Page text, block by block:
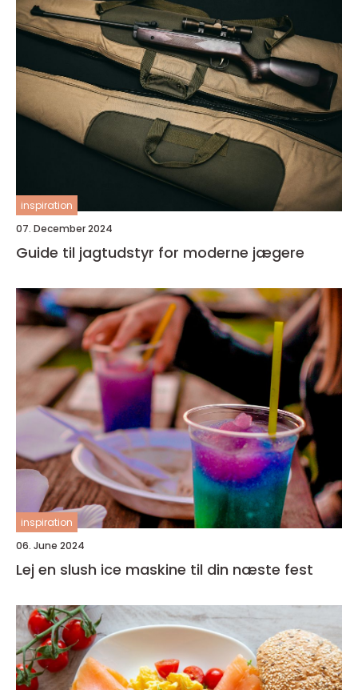
inspiration
07. December 2024
Guide til jagtudstyr for moderne jægere
inspiration
06. June 2024
Lej en slush ice maskine til din næste fest